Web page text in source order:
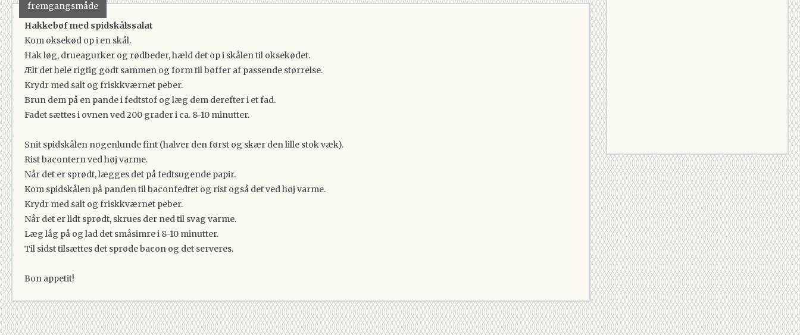
fremgangsmåde
Hakkebøf med spidskålssalat
Kom oksekød op i en skål.
Hak løg, drueagurker og rødbeder, hæld det op i skålen til oksekødet.
Ælt det hele rigtig godt sammen og form til bøffer af passende størrelse.
Krydr med salt og friskkværnet peber.
Brun dem på en pande i fedtstof og læg dem derefter i et fad.
Fadet sættes i ovnen ved 200 grader i ca. 8-10 minutter.
Snit spidskålen nogenlunde fint (halver den først og skær den lille stok væk).
Rist bacontern ved høj varme.
Når det er sprødt, lægges det på fedtsugende papir.
Kom spidskålen på panden til baconfedtet og rist også det ved høj varme.
Krydr med salt og friskkværnet peber.
Når det er lidt sprødt, skrues der ned til svag varme.
Læg låg på og lad det småsimre i 8-10 minutter.
Til sidst tilsættes det sprøde bacon og det serveres.
Bon appetit!